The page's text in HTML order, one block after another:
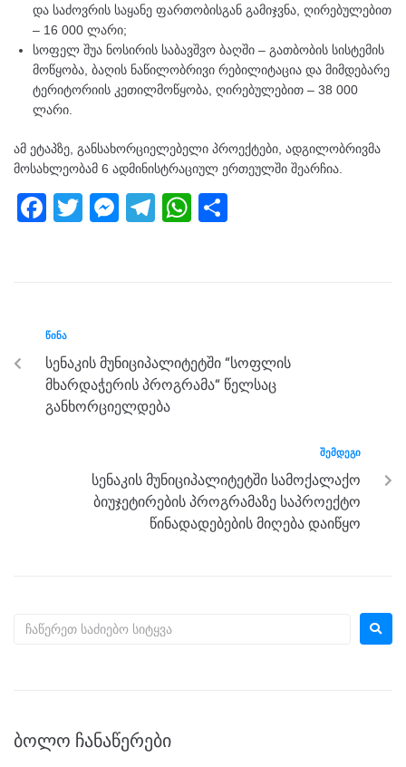
და საძოვრის საყანე ფართობისგან გამიჯვნა, ღირებულებით
– 16 000 ლარი;
სოფელ შუა ნოსირის საბავშვო ბაღში – გათბობის სისტემის
მოწყობა, ბაღის ნაწილობრივი რებილიტაცია და მიმდებარე
ტერიტორიის კეთილმოწყობა, ღირებულებით – 38 000
ლარი.
ამ ეტაპზე, განსახორციელებელი პროექტები, ადგილობრივმა
მოსახლეობამ 6 ადმინისტრაციულ ერთეულში შეარჩია.
F
b
o
o
k
T
M
g
er
T
m
W
p
p
ᲬᲘᲜᲐ
სენაკის მუნიციპალიტეტში “სოფლის
მხარდაჭერის პროგრამა“ წელსაც
განხორციელდება
ᲨᲔᲛᲓᲔᲒᲘ
სენაკის მუნიციპალიტეტში სამოქალაქო
ბიუჯეტირების პროგრამაზე საპროექტო
წინადადებების მიღება დაიწყო
ᲑᲝᲚᲝ ᲩᲐᲜᲐᲬᲔᲠᲔᲑᲘ